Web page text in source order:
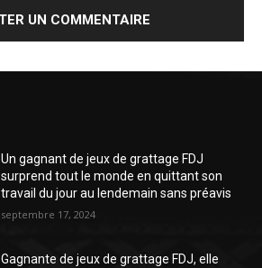
Un gagnant de jeux de grattage FDJ
surprend tout le monde en quittant son
travail du jour au lendemain sans préavis
septembre 17, 2024
Gagnante de jeux de grattage FDJ, elle